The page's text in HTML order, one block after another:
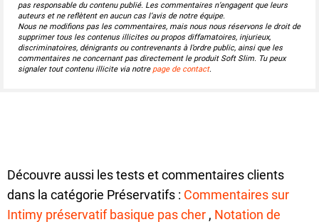
pas responsable du contenu publié. Les commentaires n’engagent que leurs
auteurs et ne reflètent en aucun cas l’avis de notre équipe.
Nous ne modifions pas les commentaires, mais nous nous réservons le droit de
supprimer tous les contenus illicites ou propos diffamatoires, injurieux,
discriminatoires, dénigrants ou contrevenants à l’ordre public, ainsi que les
commentaires ne concernant pas directement le produit Soft Slim. Tu peux
signaler tout contenu illicite via notrepage de contact.
Découvre aussi les tests et commentaires clients
dans la catégorie Préservatifs : Commentaires sur
Intimy préservatif basique pas cher , Notation de